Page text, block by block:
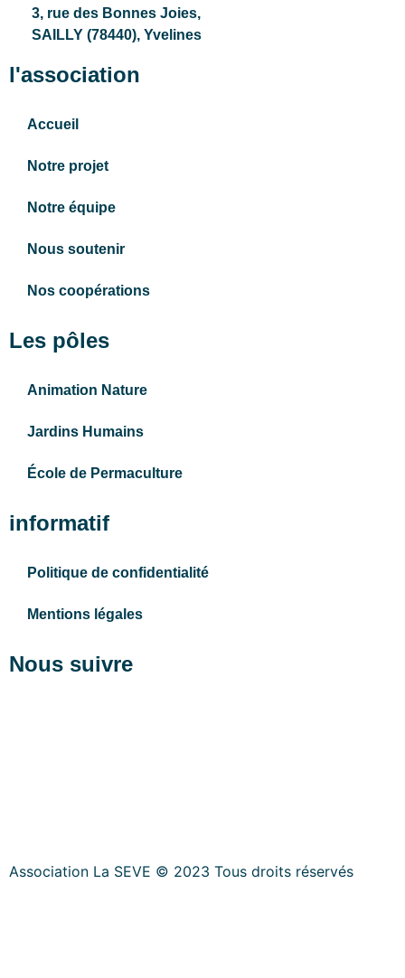
3, rue des Bonnes Joies,
SAILLY (78440), Yvelines
l'association
Accueil
Notre projet
Notre équipe
Nous soutenir
Nos coopérations
Les pôles
Animation Nature
Jardins Humains
École de Permaculture
informatif
Politique de confidentialité
Mentions légales
Nous suivre
Association La SEVE © 2023 Tous droits réservés